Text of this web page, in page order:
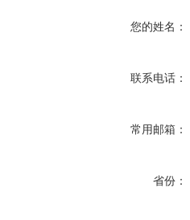
您的姓名：
联系电话：
常用邮箱：
省份：